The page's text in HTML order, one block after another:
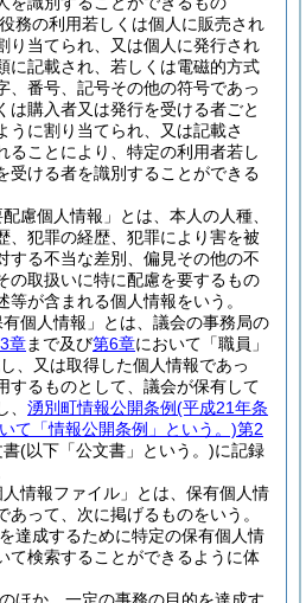
務の利用若しくは個人に販売され
り当てられ、又は個人に発行され
に記載され、若しくは電磁的方式
、番号、記号その他の符号であっ
は購入者又は発行を受ける者ごと
うに割り当てられ、又は記載さ
ることにより、特定の利用者若し
受ける者を識別することができる
慮個人情報」とは、本人の人種、
、犯罪の経歴、犯罪により害を被
する不当な差別、偏見その他の不
の取扱いに特に配慮を要するもの
等が含まれる個人情報をいう。
個人情報」とは、議会の事務局の
章まで及び第6章において「職員」
、又は取得した個人情報であっ
するものとして、議会が保有して
、 湧別町情報公開条例(平成21年条
て「情報公開条例」という。)第2
書(以下「公文書」という。)に記録
情報ファイル」とは、保有個人情
って、次に掲げるものをいう。
達成するために特定の保有個人情
て検索することができるように体